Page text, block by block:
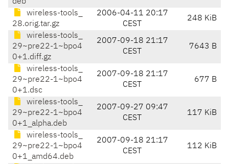
wireless-tools_
28.orig.tar.gz
2006-04-11 20:17
CEST
248 KiB
wireless-tools_
29~pre22-1~bpo4
0+1.diff.gz
2007-09-18 21:17
CEST
7643 B
wireless-tools_
29~pre22-1~bpo4
0+1.dsc
2007-09-18 21:17
CEST
677 B
wireless-tools_
29~pre22-1~bpo4
0+1_alpha.deb
2007-09-27 09:47
CEST
117 KiB
wireless-tools_
29~pre22-1~bpo4
0+1_amd64.deb
2007-09-18 21:17
CEST
112 KiB